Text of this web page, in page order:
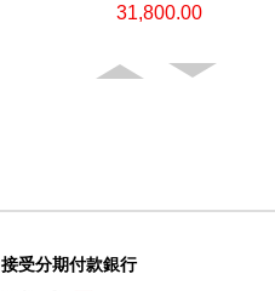
31,800.00
接受分期付款銀行